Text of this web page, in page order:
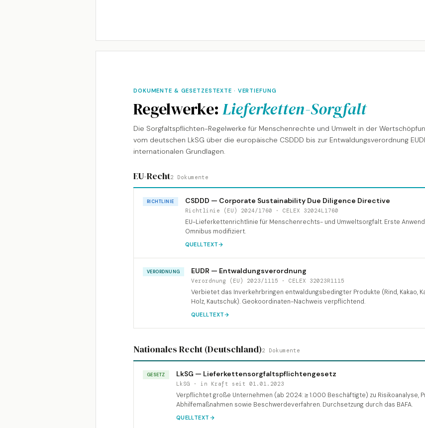
DOKUMENTE & GESETZESTEXTE · VERTIEFUNG
Regelwerke: Lieferketten-Sorgfalt
Die Sorgfaltspflichten-Regelwerke für Menschenrechte und Umwelt in der
vom deutschen LkSG über die europäische CSDDD bis zur Entwaldungsverordnung
internationalen Grundlagen.
EU-Recht2 Dokumente
RICHTLINIE CSDDD — Corporate Sustainability Due Diligence Directive
Richtlinie (EU) 2024/1760 · CELEX 32024L1760
EU-Lieferkettenrichtlinie für Menschenrechts- und Umweltsorgfalt. Erste
Omnibus modifiziert.
QUELLTEXT
VERORDNUNG EUDR — Entwaldungsverordnung
Verordnung (EU) 2023/1115 · CELEX 32023R1115
Verbietet das Inverkehrbringen entwaldungsbedingter Produkte (Rind, Kakao,
Holz, Kautschuk). Geokoordinaten-Nachweis verpflichtend.
QUELLTEXT
Nationales Recht (Deutschland)2 Dokumente
GESETZ LkSG — Lieferkettensorgfaltspflichtengesetz
LkSG · in Kraft seit 01.01.2023
Verpflichtet große Unternehmen (ab 2024: ≥ 1.000 Beschäftigte) zu Risikoanalyse,
Abhilfemaßnahmen sowie Beschwerdeverfahren. Durchsetzung durch das BAFA.
QUELLTEXT